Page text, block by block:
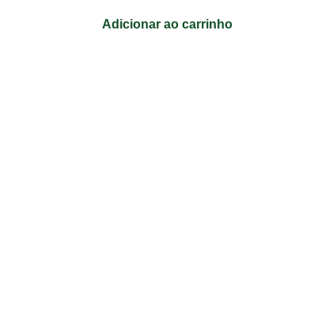
Adicionar ao carrinho